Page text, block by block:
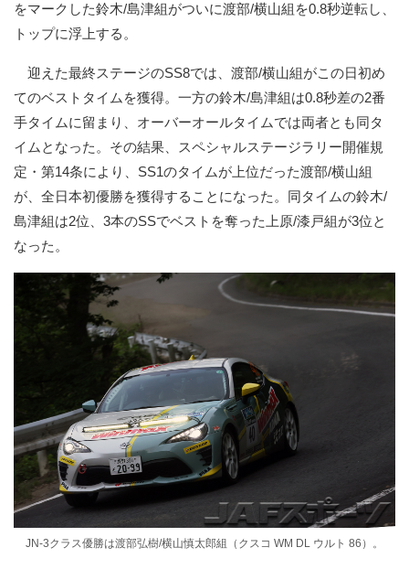
をマークした鈴木/島津組がついに渡部/横山組を0.8秒逆転し、
トップに浮上する。
迎えた最終ステージのSS8では、渡部/横山組がこの日初め
てのベストタイムを獲得。一方の鈴木/島津組は0.8秒差の2番
手タイムに留まり、オーバーオールタイムでは両者とも同タ
イムとなった。その結果、スペシャルステージラリー開催規
定・第14条により、SS1のタイムが上位だった渡部/横山組
が、全日本初優勝を獲得することになった。同タイムの鈴木/
島津組は2位、3本のSSでベストを奪った上原/漆戸組が3位と
なった。
JN-3クラス優勝は渡部弘樹/横⼭慎太郎組（クスコ WM DL ウルト 86）。